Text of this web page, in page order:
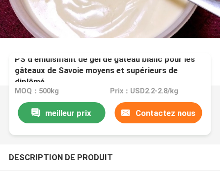
PS d'émulsifiant de gel de gâteau blanc pour les
gâteaux de Savoie moyens et supérieurs de
diplômé
MOQ：500kg Prix：USD2.2-2.8/kg
meilleur prix Contactez nous
DESCRIPTION DE PRODUIT